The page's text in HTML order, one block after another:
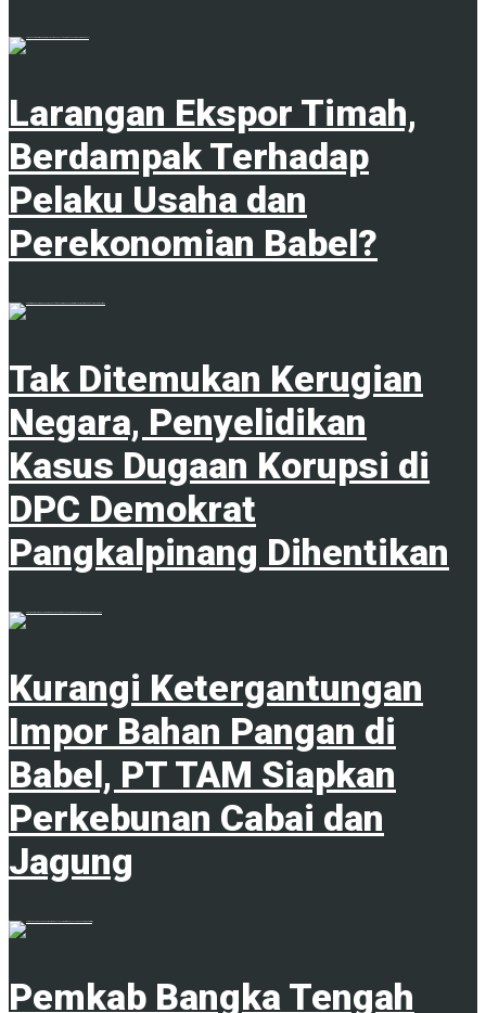
Larangan Ekspor Timah,
Berdampak Terhadap
Pelaku Usaha dan
Perekonomian Babel?
Tak Ditemukan Kerugian
Negara, Penyelidikan
Kasus Dugaan Korupsi di
DPC Demokrat
Pangkalpinang Dihentikan
Kurangi Ketergantungan
Impor Bahan Pangan di
Babel, PT TAM Siapkan
Perkebunan Cabai dan
Jagung
Pemkab Bangka Tengah